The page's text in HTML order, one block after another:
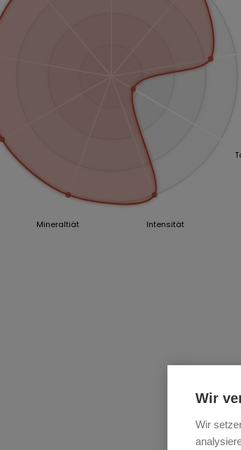
Intensität
Mineraltiät
Wir
Wir